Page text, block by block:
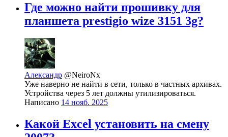
Где можно найти прошивку для
планшета prestigio wize 3151 3g?
Александр @NeiroNx
Уже наверно не найти в сети, только в частных архивах.
Устройства через 5 лет должны утилизироваться.
Написано 14 нояб. 2025
Какой Excel установить на смену